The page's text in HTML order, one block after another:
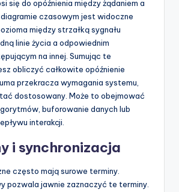
się do opóźnienia między żądaniem a
czasowym jest widoczne
między strzałką sygnału
linie życia a odpowiednim
na innej. Sumując te
obliczyć całkowite opóźnienie
przekracza wymagania systemu,
dostosowany. Może to obejmować
buforowanie danych lub
interakcji.
i synchronizacja
często mają surowe terminy.
pozwala jawnie zaznaczyć te terminy.